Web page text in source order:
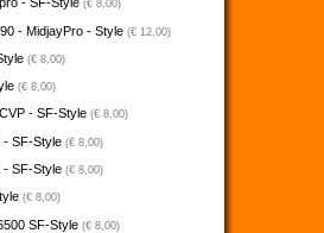
(€ 8,00)
- MidjayPro - Style (€ 12,00)
(€ 8,00)
(€ 8,00)
- SF-Style (€ 8,00)
- SF-Style (€ 8,00)
- SF-Style (€ 8,00)
(€ 8,00)
SF-Style (€ 8,00)